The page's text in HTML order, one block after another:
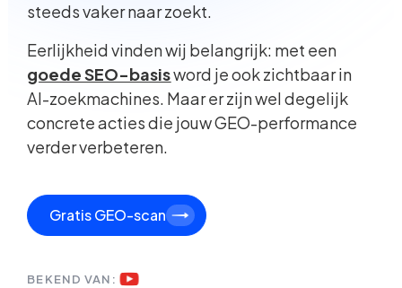
steeds vaker naar zoekt.
Eerlijkheid vinden wij belangrijk: met een
goede SEO-basisword je ook zichtbaar in
AI-zoekmachines. Maar er zijn wel degelijk
concrete acties die jouw GEO-performance
verder verbeteren.
Gratis GEO-scan
BEKEND VAN: